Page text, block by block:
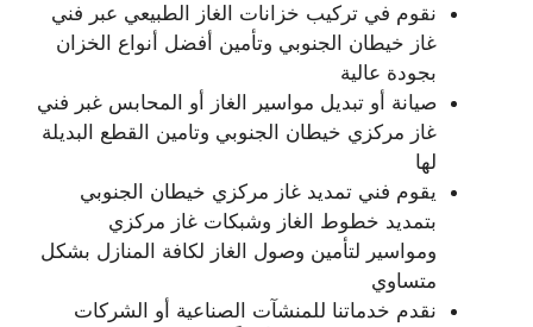
نقوم في تركيب خزانات الغاز الطبيعي عبر فني
غاز خيطان الجنوبي وتأمين أفضل أنواع الخزان
بجودة عالية
صيانة أو تبديل مواسير الغاز أو المحابس غبر فني
غاز مركزي خيطان الجنوبي وتامين القطع البديلة
لها
يقوم فني تمديد غاز مركزي خيطان الجنوبي
بتمديد خطوط الغاز وشبكات غاز مركزي
ومواسير لتأمين وصول الغاز لكافة المنازل بشكل
متساوي
نقدم خدماتنا للمنشآت الصناعية أو الشركات